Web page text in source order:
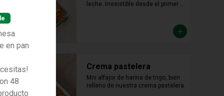
leche. Irresistible desde el primer
Crema pastelera
Mni alfajor de harina de trigo, bien
relleno de nuestra crema pastelera.
en pan
48